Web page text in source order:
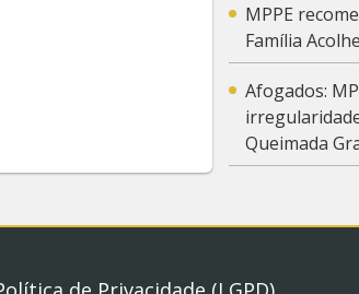
MPPE
Família
Afogados:
Queimada